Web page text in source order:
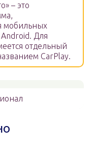
– это
мобильных
Android. Для
отдельный
CarPlay.